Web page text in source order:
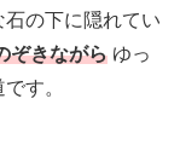
の下に隠れてい
ぞきながら ゆっ
す。